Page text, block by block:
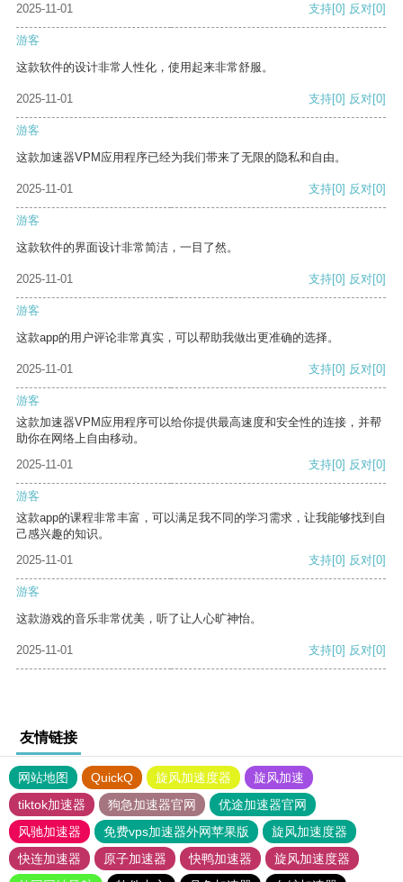
2025-11-01 支持[0] 反对[0]
游客
这款软件的设计非常人性化，使用起来非常舒服。
2025-11-01 支持[0] 反对[0]
游客
这款加速器VPM应用程序已经为我们带来了无限的隐私和自由。
2025-11-01 支持[0] 反对[0]
游客
这款软件的界面设计非常简洁，一目了然。
2025-11-01 支持[0] 反对[0]
游客
这款app的用户评论非常真实，可以帮助我做出更准确的选择。
2025-11-01 支持[0] 反对[0]
游客
这款加速器VPM应用程序可以给你提供最高速度和安全性的连接，并帮
助你在网络上自由移动。
2025-11-01
支持[0] 反对[0]
游客
这款app的课程非常丰富，可以满足我不同的学习需求，让我能够找到自
己感兴趣的知识。
2025-11-01
支持[0] 反对[0]
游客
这款游戏的音乐非常优美，听了让人心旷神怡。
2025-11-01 支持[0] 反对[0]
友情链接
网站地图 QuickQ 旋风加速度器
旋风加速
tiktok加速器
狗急加速器官网
优途加速器官网
风驰加速器
免费vps加速器外网苹果版
旋风加速度器
快连加速器
原子加速器 快鸭加速器
旋风加速度器